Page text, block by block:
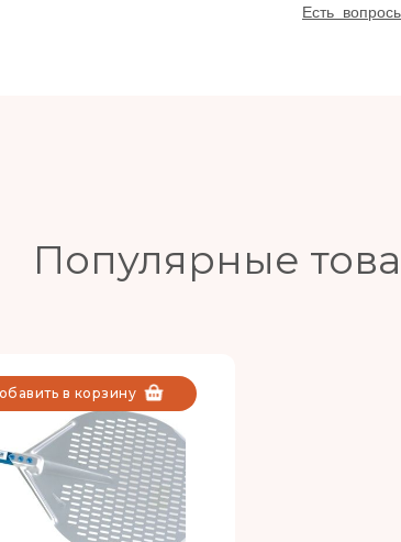
Есть
Популярные
в корзину